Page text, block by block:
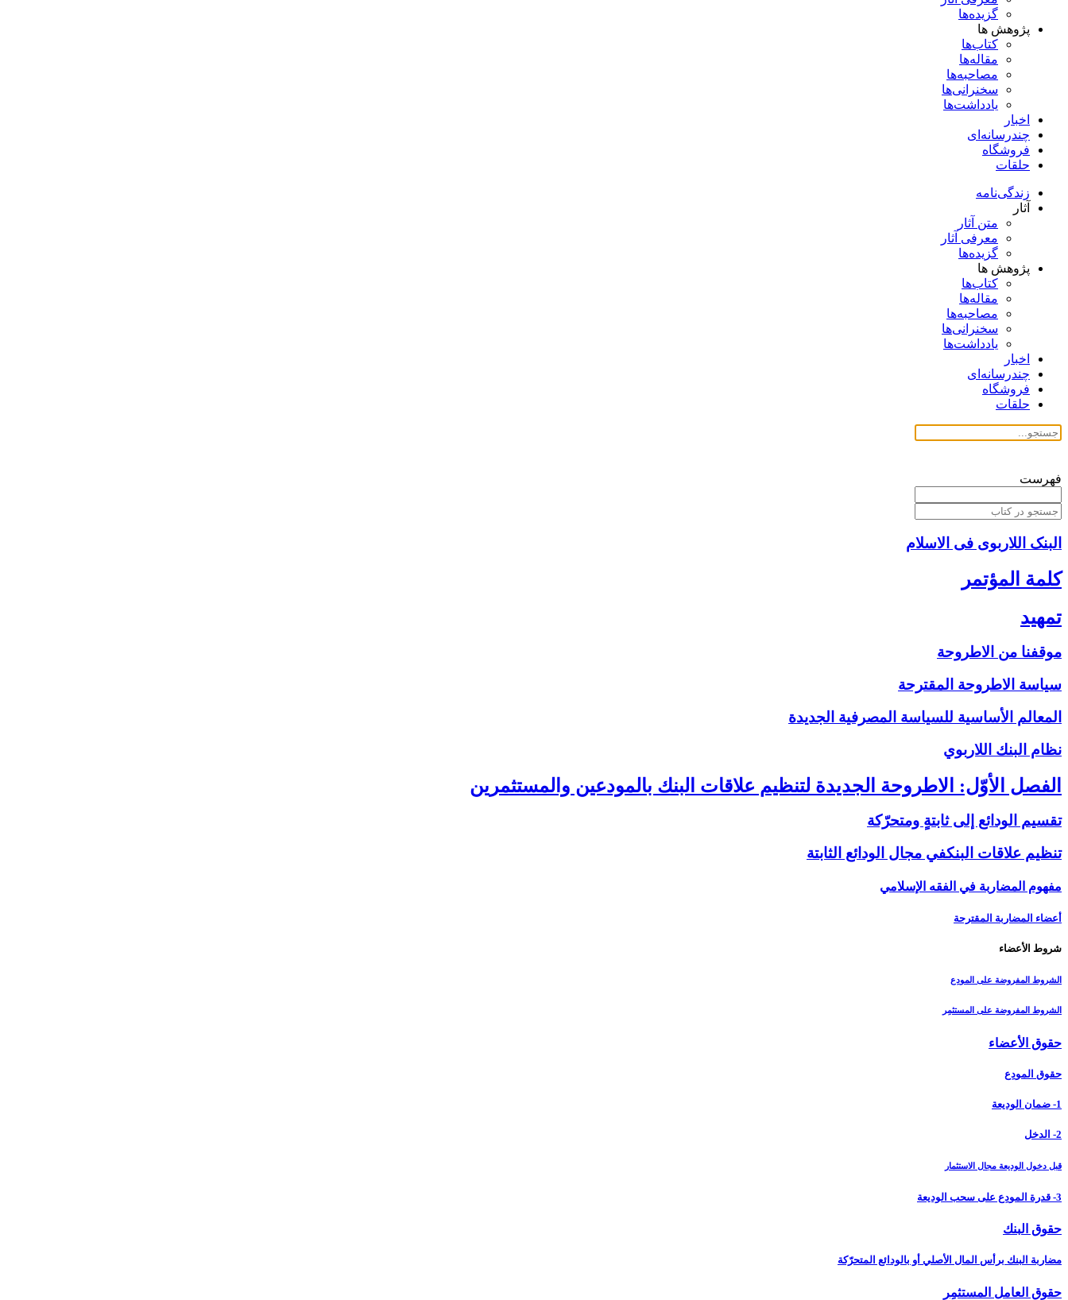
گزیده‌ها
پژوهش ها
کتاب‌ها
مقاله‌ها
مصاحبه‌ها
سخنرانی‌ها
یادداشت‌ها
اخبار
چندرسانه‌ای
فروشگاه
حلقات
زندگی‌نامه
آثار
متن آثار
معرفی آثار
گزیده‌ها
پژوهش ها
کتاب‌ها
مقاله‌ها
مصاحبه‌ها
سخنرانی‌ها
یادداشت‌ها
اخبار
چندرسانه‌ای
فروشگاه
حلقات
فهرست
البنک اللاربوی فی الاسلام
كلمة المؤتمر
تمهيد
موقفنا من الاطروحة
سياسة الاطروحة المقترحة
المعالم الأساسية للسياسة المصرفية الجديدة
نظام البنك اللاربوي‏
الفصل الأوّل: الاطروحة الجديدة لتنظيم علاقات البنك بالمودعين والمستثمرين‏
تقسيم الودائع إلى ثابتةٍ ومتحرّكة
تنظيم علاقات البنك‏في مجال الودائع الثابتة
مفهوم المضاربة في الفقه الإسلامي
أعضاء المضاربة المقترحة
شروط الأعضاء
الشروط المفروضة على المودِع
الشروط المفروضة على المستثمِر
حقوق الأعضاء
حقوق المودِع
1- ضمان الوديعة
2- الدخل
قبل دخول الوديعة مجال الاستثمار
3- قدرة المودِع على سحب الوديعة
حقوق البنك
مضاربة البنك برأس المال الأصلي أو بالودائع المتحرّكة
حقوق العامل المستثمِر